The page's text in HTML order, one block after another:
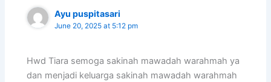
Ayu puspitasari
June 20, 2025 at 5:12 pm
Hwd Tiara semoga sakinah mawadah warahmah ya
dan menjadi keluarga sakinah mawadah warahmah